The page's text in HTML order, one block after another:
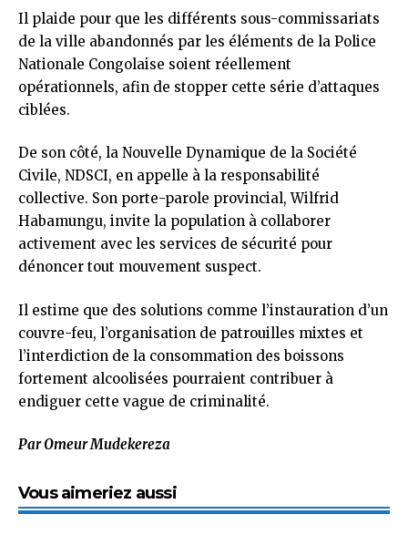
Il plaide pour que les différents sous-commissariats
de la ville abandonnés par les éléments de la Police
Nationale Congolaise soient réellement
opérationnels, afin de stopper cette série d’attaques
ciblées.
De son côté, la Nouvelle Dynamique de la Société
Civile, NDSCI, en appelle à la responsabilité
collective. Son porte-parole provincial, Wilfrid
Habamungu, invite la population à collaborer
activement avec les services de sécurité pour
dénoncer tout mouvement suspect.
Il estime que des solutions comme l’instauration d’un
couvre-feu, l’organisation de patrouilles mixtes et
l’interdiction de la consommation des boissons
fortement alcoolisées pourraient contribuer à
endiguer cette vague de criminalité.
Par Omeur Mudekereza
Vous aimeriez aussi